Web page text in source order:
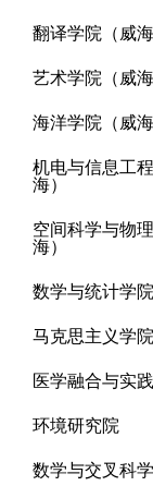
翻译学院（威海
艺术学院（威海
海洋学院（威海
机电与信息工
海）
空间科学与物
海）
数学与统计学院
马克思主义学院
医学融合与实
环境研究院
数学与交叉科